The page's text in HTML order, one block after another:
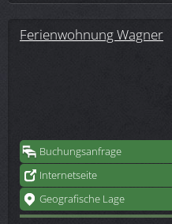
Ferienwohnung Wagner
Buchungsanfrage
Internetseite
Geografische Lage